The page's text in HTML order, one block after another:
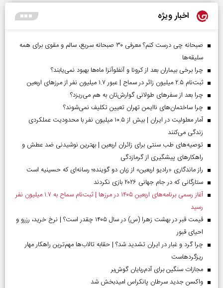
اخبار ویژه
صبحانه چی درست کنم؟ معرفی ۳۰ صبحانه سریع، سالم و مقوی برای همه
سلیقه‌ها
چرا برخی بیماران بعد از کرونا و آنفلوآنزا ماه‌ها بهبود نمی‌یابند؟
ثبت‌نام ۲.۵ میلیون زائر در سماح | عبور ۱.۷ میلیون نفر از مرز‌های اربعین
چرا بعد از سفرهای طولانی گوارش‌تان به هم می‌ریزد؟
چرا ساختمان‌های ناایمن تهران تعیین تکلیف نمی‌شوند؟
آمار معلولیت در ایران | بیش از ۱۰.۵ میلیون نفر با محدودیت عملکردی
زندگی می‌کنند
توصیه‌های طب سنتی برای زائران اربعین | بهترین نوشیدنی ضد عطش و
راهکارهای پیشگیری از گرمازدگی
راز ماندگاری «رادیو اربعین» از زبان دو گوینده؛ رسانه‌ای که حسینیه است
ستارگانی که در جام جهانی ۲۰۲۶ بازی نکردند
آغاز رسمی برنامه‌های اربعین ۱۴۰۵ در مرز‌ها | ثبت‌نام سماح به ۱.۷ میلیون نفر
رسید
قیمت قبر در بهشت زهرا (س) در سال ۱۴۰۵ چقدر است؟ | نرخ خرید، رزرو و
احیای قبور
چرا گرد و غبار در ایران تشدید شد؟ | حقابه تالاب‌ها مهم‌ترین راهکار مهار
ریزگردهاست
مجازات سنگین برای آدم‌ربایان گوش‌بر
واکسن جدید سرطان پانکراس امیدبخش شد